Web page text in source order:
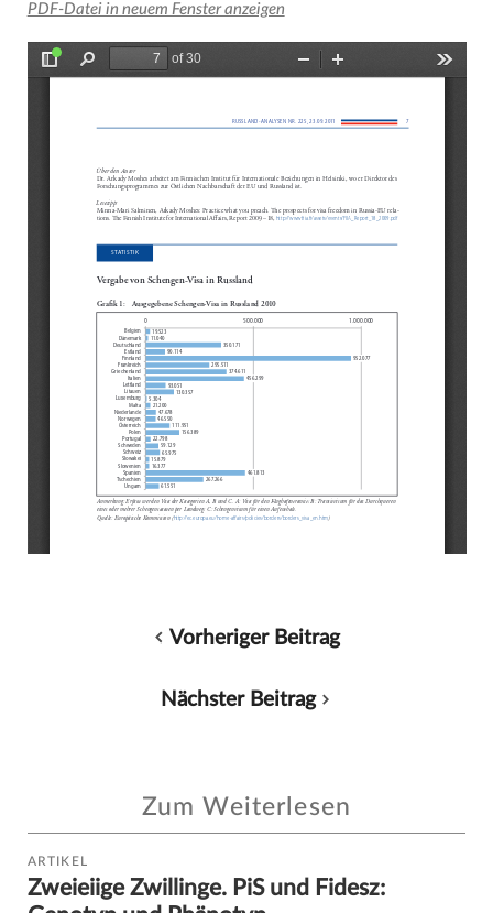
PDF-Datei in neuem Fenster anzeigen
Vorheriger Beitrag
Nächster Beitrag
Zum Weiterlesen
ARTIKEL
Zweieiige Zwillinge. PiS und Fidesz: